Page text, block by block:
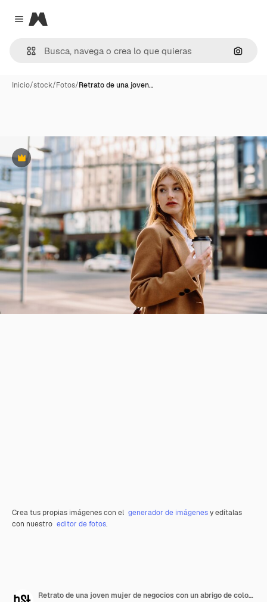
Close menu
Magnific
Inicio/stock/Fotos/Retrato de una joven…
Premium
Crea tus propias imágenes con el generador de imágenesy edítalas
con nuestro editor de fotos.
Retrato de una joven mujer de negocios con un abrigo de color camello caminando por la calle de una ciudad europea